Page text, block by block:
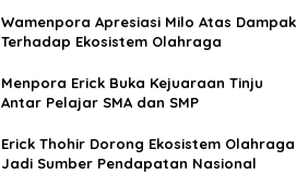
Wamenpora Apresiasi Milo Atas Dampak
Terhadap Ekosistem Olahraga
Menpora Erick Buka Kejuaraan Tinju
Antar Pelajar SMA dan SMP
Erick Thohir Dorong Ekosistem Olahraga
Jadi Sumber Pendapatan Nasional